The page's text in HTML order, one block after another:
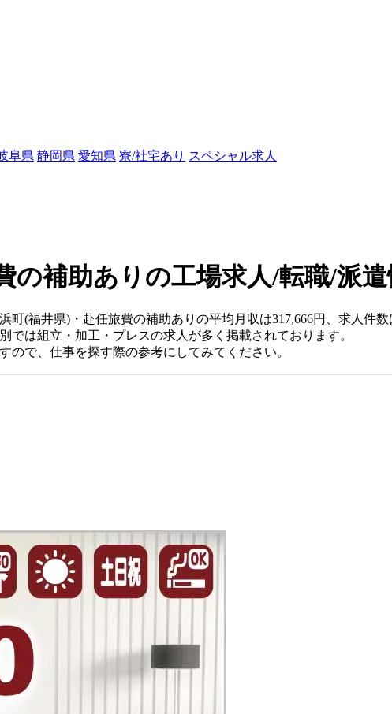
阜県 静岡県 愛知県 寮/社宅あり スペシャル求人
の補助ありの工場求人/転職/派遣
町(福井県)・赴任旅費の補助ありの平均月収は317,666円、求人件数
では組立・加工・プレスの求人が多く掲載されております。
で、仕事を探す際の参考にしてみてください。